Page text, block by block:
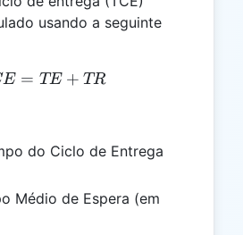
usando a seguinte
TCE = TE + TR
= TE + TR
do Ciclo de Entrega
Médio de Espera (em